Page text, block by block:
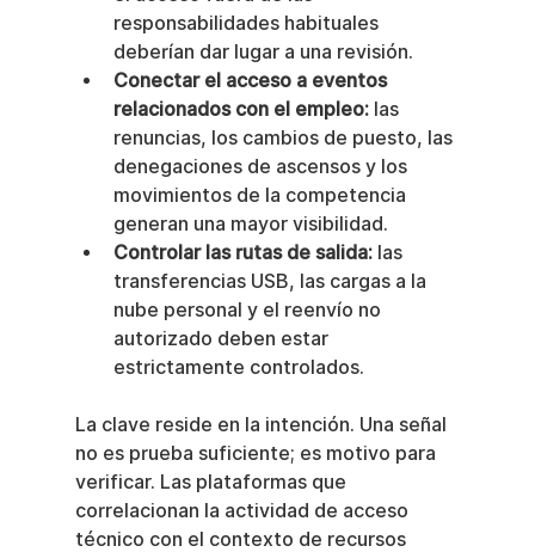
responsabilidades habituales
deberían dar lugar a una revisión.
Conectar el acceso a eventos
relacionados con el empleo: las
renuncias, los cambios de puesto, las
denegaciones de ascensos y los
movimientos de la competencia
generan una mayor visibilidad.
Controlar las rutas de salida: las
transferencias USB, las cargas a la
nube personal y el reenvío no
autorizado deben estar
estrictamente controlados.
La clave reside en la intención. Una señal
no es prueba suficiente; es motivo para
verificar. Las plataformas que
correlacionan la actividad de acceso
técnico con el contexto de recursos